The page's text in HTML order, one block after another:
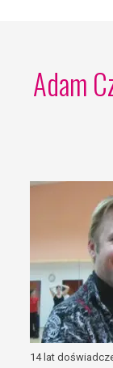
Adam
14 lat